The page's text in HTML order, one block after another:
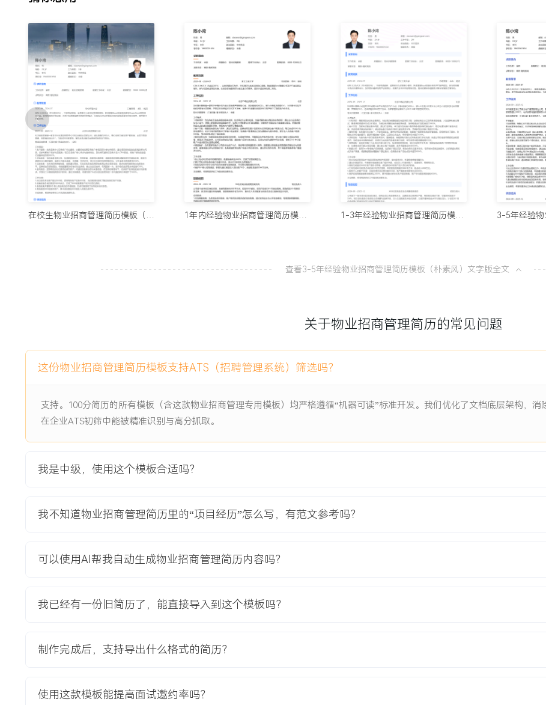
据；制作可视化报表向管理层汇报，分析各业态招商难度与收益情况；根据数据反馈调整
招商策略及激励政策，使得高潜力业态的招商效率提升XXX%。
6.团队协同：与新项目开发团队配合，参与前期商业规划并提供招商可行性建议；协助市
场部门策划开业促销及档期活动，吸引目标商户关注；通过跨部门例会同步信息，解决招
商与运营间的衔接问题，减少内部沟通成本。
工作业绩：
1.独立负责XXX个在管项目的招商工作，年均完成招商面积超过XXX平方米，累计引入商
户XXX家。
2.拓展并维护X个核心招商渠道，年度通过新渠道成功签约商户XXX家，占新签总数
XXX%。
3.完成超过XXX场客户深度洽谈，成功签约率稳定在XXX%以上，平均租金坪效达到公司要
求的XXX%。
6.协同完成X个新项目的商业规划，所提业态落位建议被采纳率超过XXX%。
招商
客流下降及空置率攀升至XXX%的困境，项目年营业额连续下滑。改造目标是向体验式、
家庭型社区生活中心转型，需在X个月内完成主力店更迭及超过XXX%面积的品牌调整，同
项目职责：
1.市场调研：负责项目周边X公里范围内竞品及居民消费力调研，通过问卷、访谈收集超过
2.品牌落位：根据新的业态规划，主导与XXX家潜在目标品牌的接洽与筛选，依据品牌级
次、承租能力及聚客效应，完成从主力店到次主力店的初步落位规划。
租金优惠策略；协调设计部门提供改装技术支持，解决品牌方进场的技术障碍。
4.租户协调：管理原有租户的清退谈判与新租户的进场时间表，通过设置装修补贴等过渡
项目业绩：
3.通过精细化租约管理，将项目平均空置期控制在X个月以内，低于行业平均水平。
教育背景
不会写简历
100分简历官方
你的简历为
100分简历官方
10个值得试
100分简历官方
8款AI简历生
一份让HR眼
100分简历官方
查看3-5年经验物业招商管理简历模板（朴素风）文字版全文
关于物业招商管理简历的常见问题
这份物业招商管理简历模板支持ATS（招聘管理系统）筛选吗？
支持。100分简历的所有模板（含这款物业招商管理专用模板）均严格遵循“机器可读”标准开发。我们优化了文档底层架构，
在企业ATS初筛中能被精准识别与高分抓取。
我是中级，使用这个模板合适吗？
我不知道物业招商管理简历里的“项目经历”怎么写，有范文参考吗？
可以使用AI帮我自动生成物业招商管理简历内容吗？
我已经有一份旧简历了，能直接导入到这个模板吗？
制作完成后，支持导出什么格式的简历？
使用这款模板能提高面试邀约率吗？